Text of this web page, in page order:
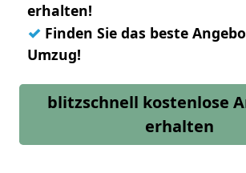
erhalten!
✓ Finden Sie das beste
Umzug!
blitzschnell kostenlose
erhalten